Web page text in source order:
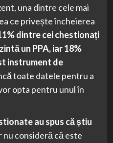
una dintre cele mai
ce privește încheierea
dintre cei chestionați
un PPA, iar 18%
instrument de
toate datele pentru a
opta pentru unul în
au spus că știu
nu consideră că este